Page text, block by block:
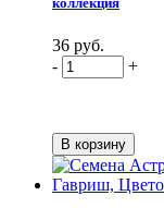
36 руб.
-
+